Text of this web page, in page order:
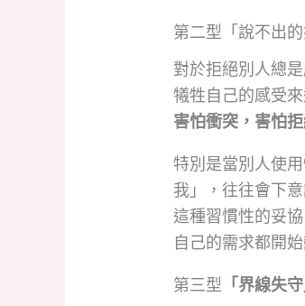
第二型「說不出
對於拒絕別人總
犧牲自己的感受
害怕衝突，害怕
特別是當別人使
我」，往往會下
這種習慣性的妥
自己的需求都開
第三型 「界線失